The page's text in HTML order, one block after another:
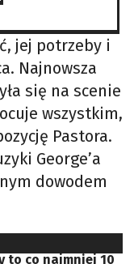
i techniki,
jej potrzeby i
Najnowsza
się na scenie
wszystkim,
Pastora.
George’a
dowodem
to co najmniej 10